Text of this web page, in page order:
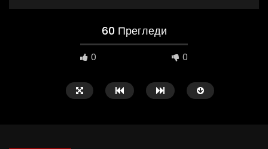
60 Прегледи
0 0